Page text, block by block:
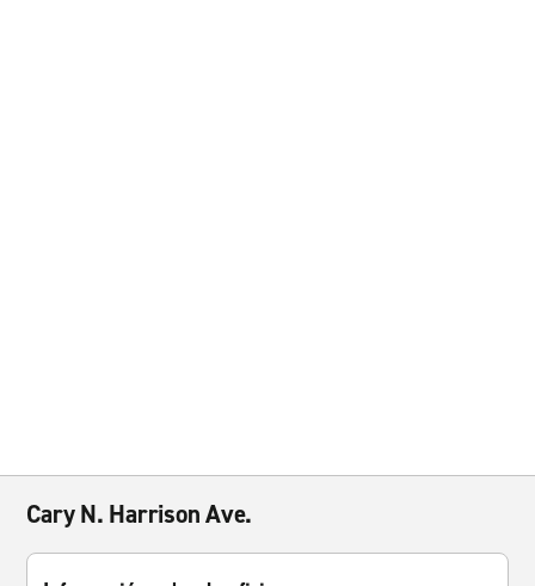
Cary N. Harrison Ave.